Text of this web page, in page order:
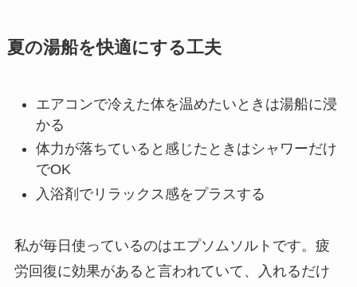
夏の湯船を快適にする工夫
エアコンで冷えた体を温めたいときは湯船に浸
かる
体力が落ちていると感じたときはシャワーだけ
でOK
入浴剤でリラックス感をプラスする
私が毎日使っているのはエプソムソルトです。疲
労回復に効果があると言われていて、入れるだけ